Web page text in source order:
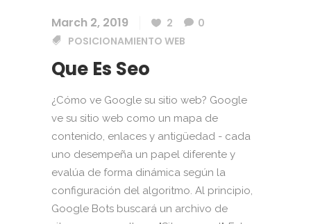
March 2, 2019 2
0
POSICIONAMIENTO WEB
Que Es Seo
¿Cómo ve Google su sitio web? Google
ve su sitio web como un mapa de
contenido, enlaces y antigüedad - cada
uno desempeña un papel diferente y
evalúa de forma dinámica según la
configuración del algoritmo. Al principio,
Google Bots buscará un archivo de